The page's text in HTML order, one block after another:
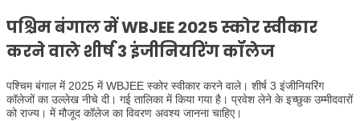
पश्चिम बंगाल में WBJEE 2025 स्कोर स्वीकार
करने वाले शीर्ष 3 इंजीनियरिंग कॉलेज
पश्चिम बंगाल में 2025 में WBJEE स्कोर स्वीकार करने वाले। शीर्ष 3 इंजीनियरिंग
कॉलेजों का उल्लेख नीचे दी। गई तालिका में किया गया है। प्रवेश लेने के इच्छुक उम्मीदवारों
को राज्य। में मौजूद कॉलेज का विवरण अवश्य जानना चाहिए।